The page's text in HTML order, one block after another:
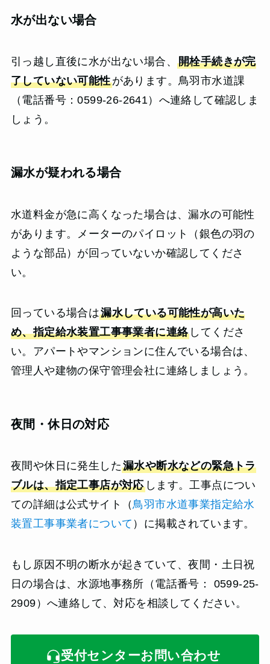
水が出ない場合
引っ越し直後に水が出ない場合、 開栓手続きが完
了していない可能性があります。鳥羽市水道課
（電話番号：0599-26-2641）へ連絡して確認しま
しょう。
漏水が疑われる場合
水道料金が急に高くなった場合は、漏水の可能性
があります。メーターのパイロット（銀色の羽の
ような部品）が回っていないか確認してくださ
い。
回っている場合は漏水している可能性が高いた
め、指定給水装置工事事業者に連絡 してくださ
い。アパートやマンションに住んでいる場合は、
管理人や建物の保守管理会社に連絡しましょう。
夜間・休日の対応
夜間や休日に発生した漏水や断水などの緊急トラ
ブルは、指定工事店が対応します。工事点につい
ての詳細は公式サイト（鳥羽市水道事業指定給水
装置工事事業者について ）に掲載されています。
もし原因不明の断水が起きていて、夜間・土日祝
日の場合は、水源地事務所（電話番号： 0599-25-
2909）へ連絡して、対応を相談してください。
受付センターお問い合わせ